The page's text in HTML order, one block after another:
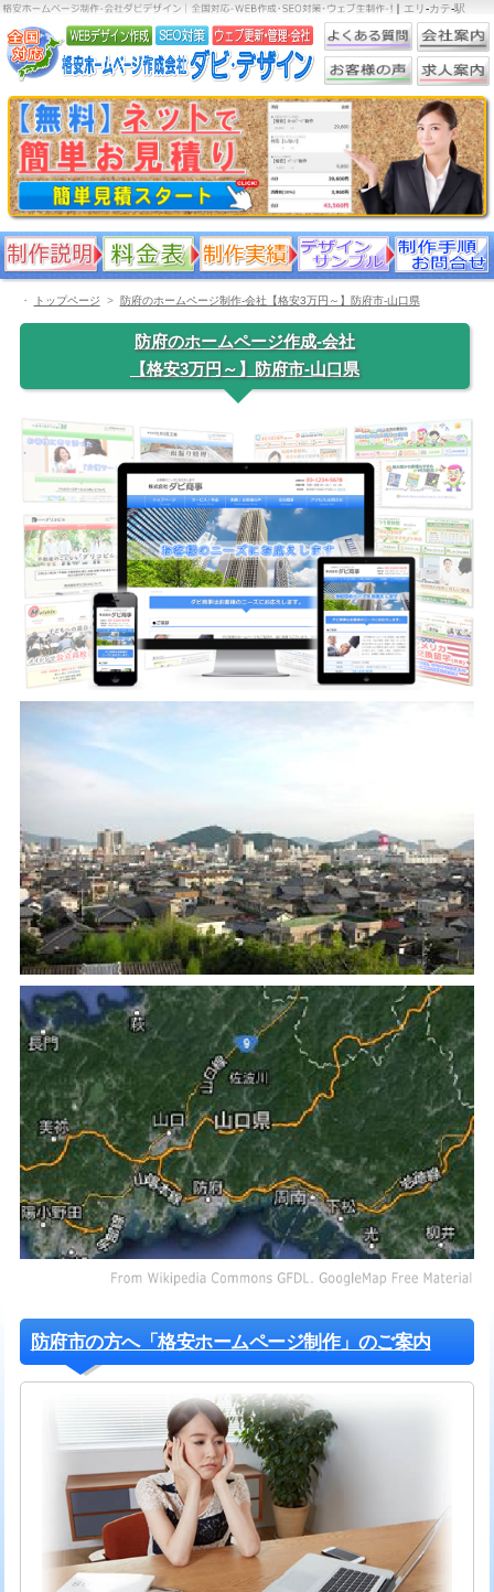
｜ エリ-カテ-駅
・ トップページ 防府のホームページ制作-会社【格安3万円～】防府市-山口県
防府のホームページ作成-会社
【格安3万円～】防府市-山口県
防府市の方へ「格安ホームページ制作」のご案内